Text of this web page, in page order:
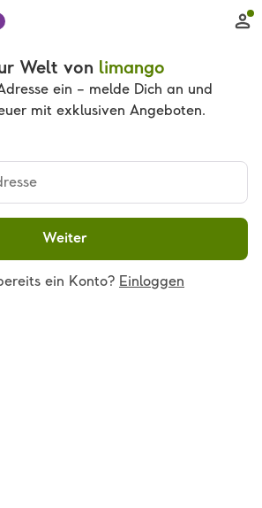
Welt von limango
ein – melde Dich an und
mit exklusiven Angeboten.
Weiter
ein Konto? Einloggen